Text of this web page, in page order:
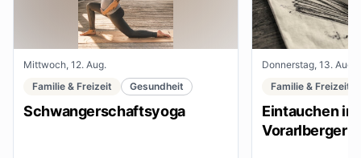
Mittwoch, 12. Aug.
Familie & Freizeit
Gesundheit
Schwangerschaftsyoga
Donnerstag, 13. Aug.
Familie & Freizeit
Eintauchen in
Vorarlberger